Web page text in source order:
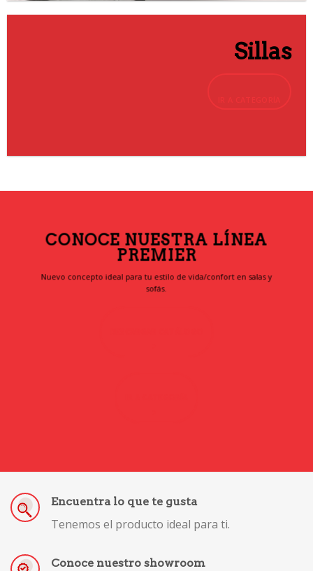
Sillas
CONOCE NUESTRA LÍNEA
PREMIER
Nuevo concepto ideal para tu estilo de vida/confort en salas y
sofás.
Encuentra lo que te gusta
Tenemos el producto ideal para ti.
Conoce nuestro showroom